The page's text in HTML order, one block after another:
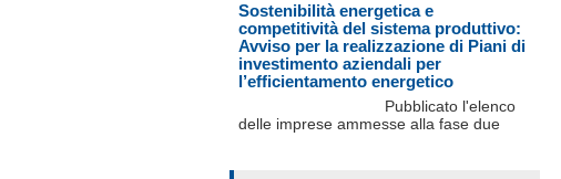
Sostenibilità energetica e
competitività del sistema produttivo:
Avviso per la realizzazione di Piani di
investimento aziendali per
l’efficientamento energetico
Pubblicato l'elenco
delle imprese ammesse alla fase due